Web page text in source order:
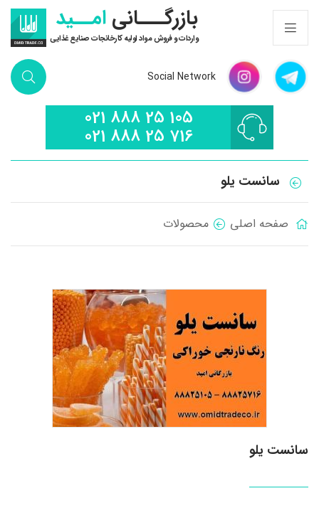
بازرگـــانی امــید
واردات و فروش مواد اولیه کارخانجات صنایع غذایی
Social Network
021 888 25 105
021 888 25 716
سانست یلو
صفحه اصلی محصولات
سانست یلو